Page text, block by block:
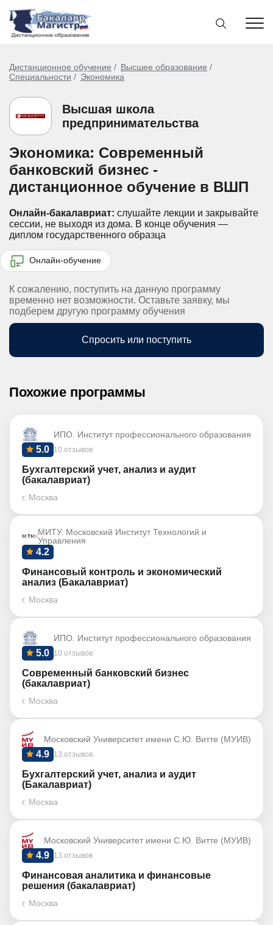
Дистанционное обучение
Высшее образование
Специальности
Экономика
Высшая школа
предпринимательства
Экономика: Современный
банковский бизнес -
дистанционное обучение в ВШП
Онлайн-бакалавриат: слушайте лекции и закрывайте
сессии, не выходя из дома. В конце обучения —
диплом государственного образца
Онлайн-обучение
К сожалению, поступить на данную программу
временно нет возможности. Оставьте заявку, мы
подберем другую программу обучения
Спросить или поступить
Похожие программы
ИПО. Институт профессионального образования
10 отзывов
5.0
Бухгалтерский учет, анализ и аудит
(бакалавриат)
г. Москва
МИТУ. Московский Институт Технологий и
Управления
4.2
Финансовый контроль и экономический
анализ (Бакалавриат)
г. Москва
ИПО. Институт профессионального образования
10 отзывов
5.0
Современный банковский бизнес
(бакалавриат)
г. Москва
Московский Университет имени С.Ю. Витте (МУИВ)
13 отзывов
4.9
Бухгалтерский учет, анализ и аудит
(Бакалавриат)
г. Москва
Московский Университет имени С.Ю. Витте (МУИВ)
13 отзывов
4.9
Финансовая аналитика и финансовые
решения (бакалавриат)
г. Москва